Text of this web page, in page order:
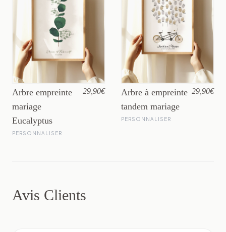
Arbre empreinte
mariage
Eucalyptus
PERSONNALISER
29,90€
Arbre à empreinte
tandem mariage
PERSONNALISER
29,90€
Avis Clients